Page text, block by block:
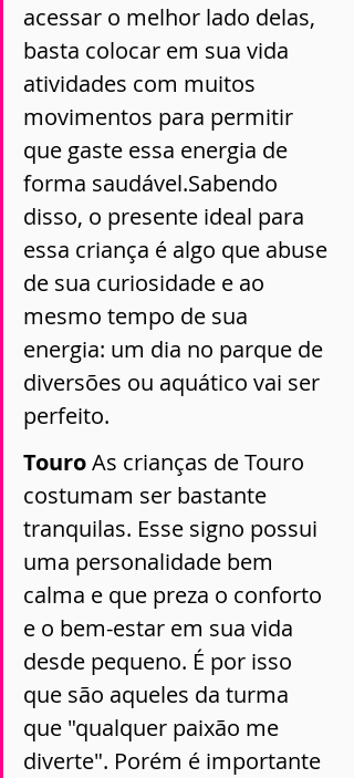
acessar o melhor lado delas,
basta colocar em sua vida
atividades com muitos
movimentos para permitir
que gaste essa energia de
forma saudável.Sabendo
disso, o presente ideal para
essa criança é algo que abuse
de sua curiosidade e ao
mesmo tempo de sua
energia: um dia no parque de
diversões ou aquático vai ser
perfeito.
Touro As crianças de Touro
costumam ser bastante
tranquilas. Esse signo possui
uma personalidade bem
calma e que preza o conforto
e o bem-estar em sua vida
desde pequeno. É por isso
que são aqueles da turma
que "qualquer paixão me
diverte". Porém é importante